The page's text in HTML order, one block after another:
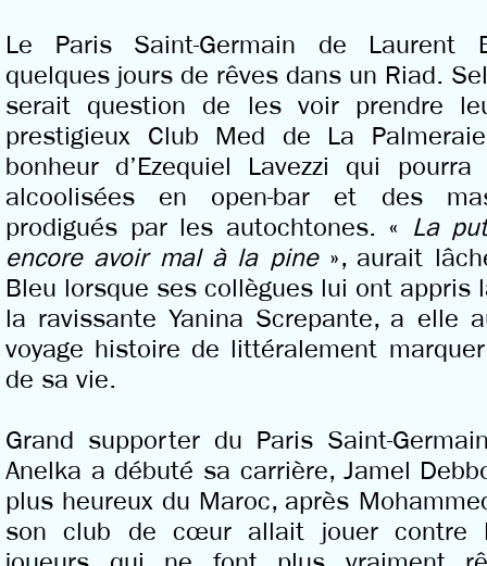
Le Paris Saint-Germain de Laurent
quelques jours de rêves dans un Riad.
serait question de les voir prendre
prestigieux Club Med de La
bonheur d’Ezequiel Lavezzi qui
alcoolisées en open-bar et des
prodigués par les autochtones. « La
encore avoir mal à la pine», aurait
Bleu lorsque ses collègues lui ont appris
la ravissante Yanina Screpante, a elle
voyage histoire de littéralement
de sa vie.
Grand supporter du Paris Saint-
Anelka a débuté sa carrière, Jamel
plus heureux du Maroc, après
son club de cœur allait jouer contre